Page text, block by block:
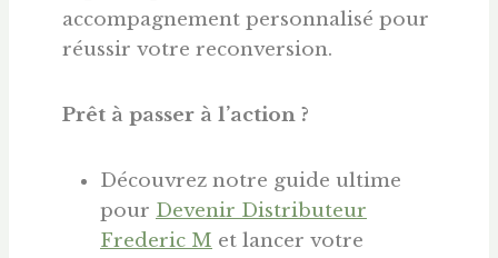
accompagnement personnalisé pour
réussir votre reconversion.
Prêt à passer à l’action ?
Découvrez notre guide ultime
pour Devenir Distributeur
Frederic M et lancer votre